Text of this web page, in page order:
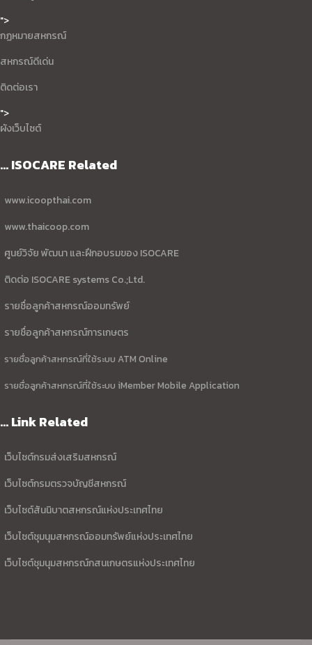
">
กฏหมายสหกรณ์
สหกรณ์ดีเด่น
ติดต่อเรา
">
ผังเว็บไซต์
... ISOCARE Related
www.icoopthai.com
www.thaicoop.com
ศูนย์วิจัย พัฒนา และฝึกอบรมของ ISOCARE
ติดต่อ ISOCARE systems Co.;Ltd.
รายชื่อลูกค้าสหกรณ์ออมทรัพย์
รายชื่อลูกค้าสหกรณ์การเกษตร
รายชื่อลูกค้าสหกรณ์ที่ใช้ระบบ ATM Online
รายชื่อลูกค้าสหกรณ์ที่ใช้ระบบ iMember Mobile Application
... Link Related
เว็บไซต์กรมส่งเสริมสหกรณ์
เว็บไซต์กรมตรวจบัญชีสหกรณ์
เว็บไซต์สันนิบาตสหกรณ์แห่งประเทศไทย
เว็บไซต์ชุมนุมสหกรณ์ออมทรัพย์แห่งประเทศไทย
เว็บไซต์ชุมนุมสหกรณ์กสนเกษตรแห่งประเทศไทย